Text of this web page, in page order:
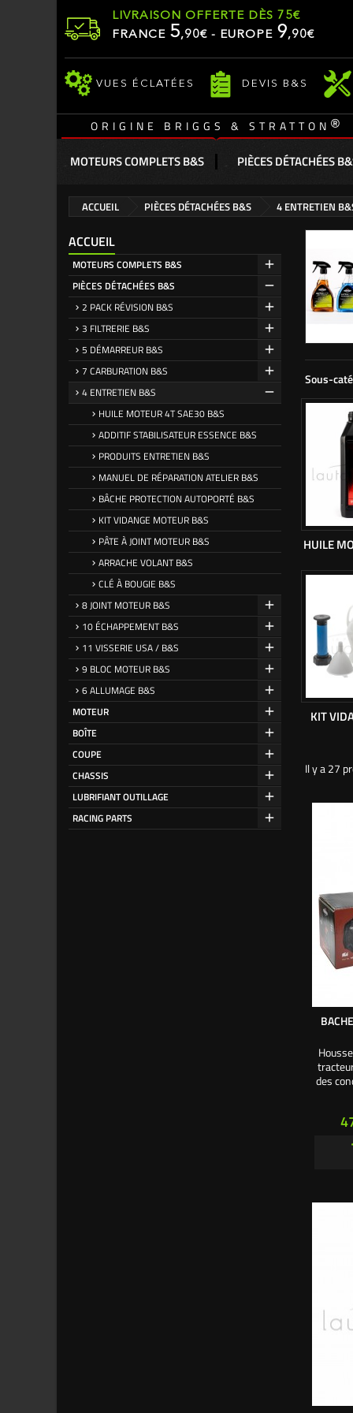
LIVRAISON OFFERTE DÈS 75€
FRANCE 5,90€ - EUROPE 9,90€
VUES ÉCLATÉES DEVIS B&S
ORIGINE BRIGGS & STRATTON ®
MOTEURS COMPLETS B&S PIÈCES DÉTACHÉES
ACCUEIL PIÈCES DÉTACHÉES B&S 4 ENTRETIEN
ACCUEIL
MOTEURS COMPLETS B&S
PIÈCES DÉTACHÉES B&S
2 PACK RÉVISION B&S
3 FILTRERIE B&S
5 DÉMARREUR B&S
7 CARBURATION B&S
4 ENTRETIEN B&S
HUILE MOTEUR 4T SAE30 B&S
ADDITIF STABILISATEUR ESSENCE B&S
PRODUITS ENTRETIEN B&S
MANUEL DE RÉPARATION ATELIER B&S
BÂCHE PROTECTION AUTOPORTÉ B&S
KIT VIDANGE MOTEUR B&S
PÂTE À JOINT MOTEUR B&S
ARRACHE VOLANT B&S
CLÉ À BOUGIE B&S
8 JOINT MOTEUR B&S
10 ÉCHAPPEMENT B&S
11 VISSERIE USA / B&S
9 BLOC MOTEUR B&S
6 ALLUMAGE B&S
MOTEUR
BOÎTE
COUPE
CHASSIS
LUBRIFIANT OUTILLAGE
RACING PARTS
Sous-
HUILE
KIT
Il y a 27
des
130